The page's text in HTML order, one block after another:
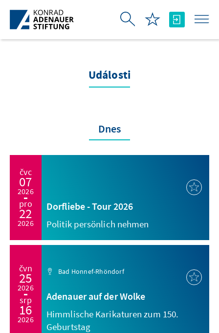
Skip to Main Content
Události
Dnes
čvc
07
2026
pro
22
2026
Dorfliebe - Tour 2026
Politik persönlich nehmen
čvn
25
2026
srp
16
2026
Bad Honnef-Rhöndorf
Adenauer auf der Wolke
Himmlische Karikaturen zum 150.
Geburtstag